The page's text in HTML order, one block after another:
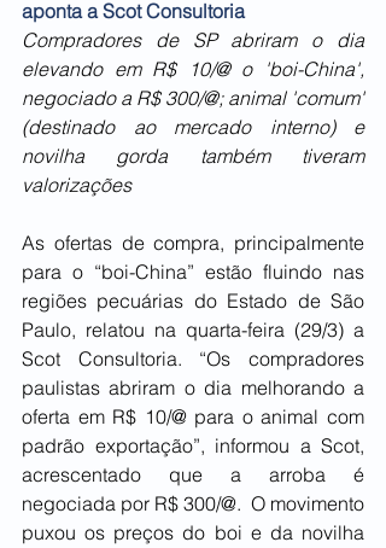
aponta a Scot Consultoria
Compradores de SP abriram o dia
elevando em R$ 10/@ o 'boi-China',
negociado a R$ 300/@; animal 'comum'
(destinado ao mercado interno) e
novilha gorda também tiveram
valorizações
As ofertas de compra, principalmente
para o “boi-China” estão fluindo nas
regiões pecuárias do Estado de São
Paulo, relatou na quarta-feira (29/3) a
Scot Consultoria. “Os compradores
paulistas abriram o dia melhorando a
oferta em R$ 10/@ para o animal com
padrão exportação”, informou a Scot,
acrescentado que a arroba é
negociada por R$ 300/@.  O movimento
puxou os preços do boi e da novilha